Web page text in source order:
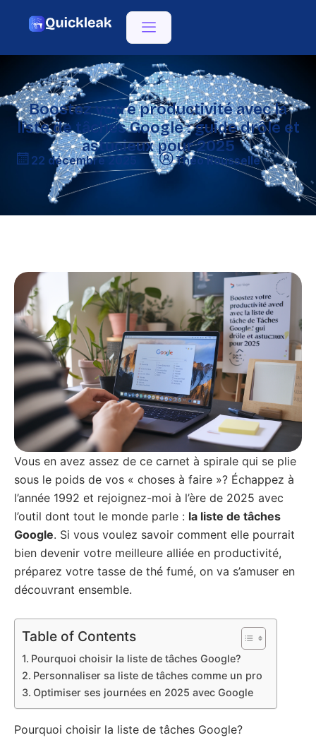
Boostez votre productivité avec la
liste de tâches Google : guide drôle et
astucieux pour 2025
22 décembre 2025 Théo Rousselle
Vous en avez assez de ce carnet à spirale qui se plie
sous le poids de vos « choses à faire »? Échappez à
l’année 1992 et rejoignez-moi à l’ère de 2025 avec
l’outil dont tout le monde parle : la liste de tâches
Google. Si vous voulez savoir comment elle pourrait
bien devenir votre meilleure alliée en productivité,
préparez votre tasse de thé fumé, on va s’amuser en
découvrant ensemble.
Table of Contents
Pourquoi choisir la liste de tâches Google?
Personnaliser sa liste de tâches comme un pro
Optimiser ses journées en 2025 avec Google
Pourquoi choisir la liste de tâches Google?